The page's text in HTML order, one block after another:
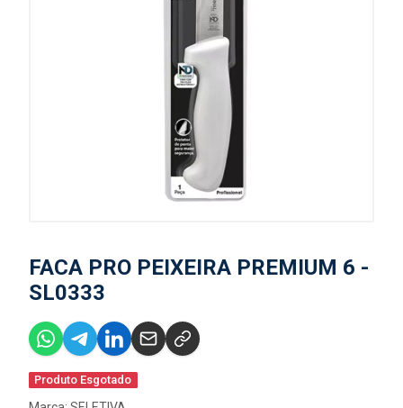
FACA PRO PEIXEIRA PREMIUM 6 -
SL0333
Produto Esgotado